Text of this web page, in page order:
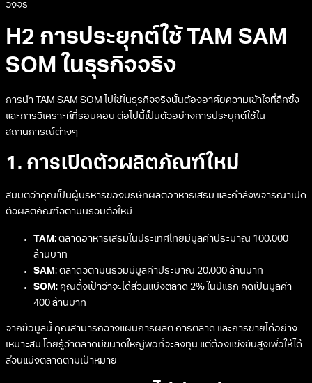
วงจร
H2 การประยุกต์ใช้ TAM SAM
SOM ในธุรกิจจริง
การนำ TAM SAM SOM ไปใช้ในธุรกิจจริงนั้นต้องอาศัยความเข้าใจที่ลึกซึ้ง
และการวิเคราะห์ที่รอบคอบ ต่อไปนี้เป็นตัวอย่างการประยุกต์ใช้ใน
สถานการณ์ต่างๆ
1. การเปิดตัวผลิตภัณฑ์ใหม่
สมมติว่าคุณเป็นผู้บริหารของบริษัทผลิตอาหารเสริม และกำลังพิจารณาเปิด
ตัวผลิตภัณฑ์วิตามินรวมตัวใหม่
TAM : ตลาดอาหารเสริมในประเทศไทยมีมูลค่าประมาณ 100,000
ล้านบาท
SAM : ตลาดวิตามินรวมมีมูลค่าประมาณ 20,000 ล้านบาท
SOM : คุณตั้งเป้าว่าจะได้ส่วนแบ่งตลาด 2% ในปีแรก คิดเป็นมูลค่า
400 ล้านบาท
จากข้อมูลนี้ คุณสามารถวางแผนการผลิต การตลาด และการขายได้อย่าง
เหมาะสม โดยรู้ว่าตลาดมีขนาดใหญ่พอที่จะลงทุน แต่ต้องแข่งขันสูงเพื่อให้ได้
ส่วนแบ่งตลาดตามเป้าหมาย